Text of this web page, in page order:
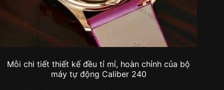
Mỗi chi tiết thiết kế đều tỉ mỉ, hoàn chỉnh của bộ
máy tự động Caliber 240